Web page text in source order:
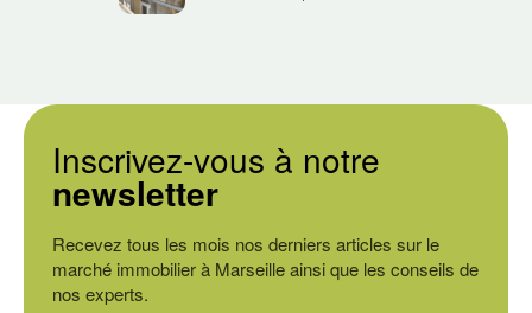
Inscrivez-vous à notre
newsletter
Recevez tous les mois nos derniers articles sur le
marché immobilier à Marseille ainsi que les conseils de
nos experts.